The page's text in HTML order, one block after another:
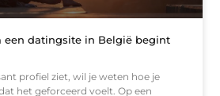
een datingsite in België begint
profiel ziet, wil je weten hoe je
het geforceerd voelt. Op een